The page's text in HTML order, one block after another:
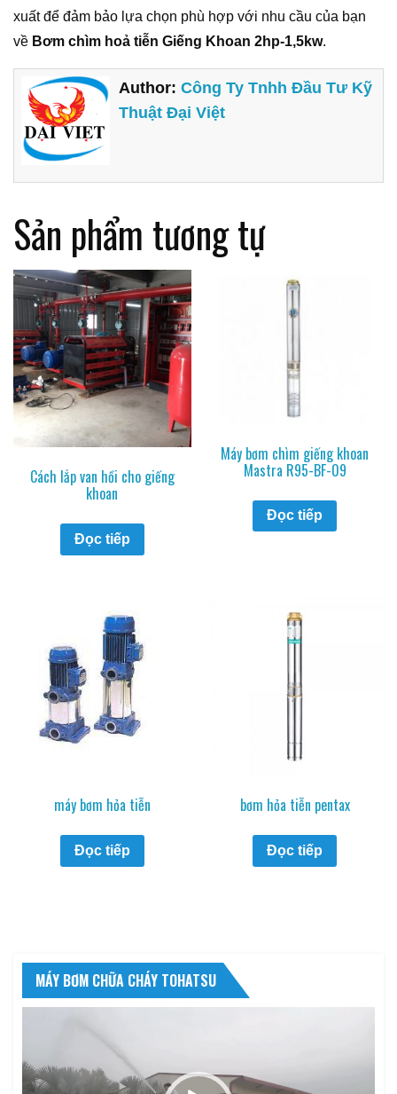
xuất để đảm bảo lựa chọn phù hợp với nhu cầu của bạn
về Bơm chìm hoả tiễn Giếng Khoan 2hp-1,5kw.
Author:Công Ty Tnhh Đầu Tư Kỹ
Thuật Đại Việt
Sản phẩm tương tự
Cách lắp van hồi cho giếng
khoan
Đọc tiếp
Máy bơm chìm giếng khoan
Mastra R95-BF-09
Đọc tiếp
máy bơm hỏa tiễn
Đọc tiếp
bơm hỏa tiễn pentax
Đọc tiếp
MÁY BƠM CHỮA CHÁY TOHATSU
Video